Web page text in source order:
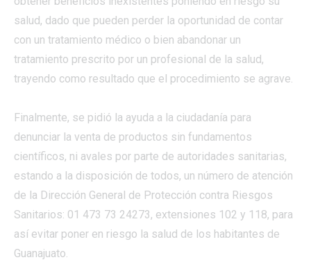
salud, dado que pueden perder la oportunidad de contar
con un tratamiento médico o bien abandonar un
tratamiento prescrito por un profesional de la salud,
trayendo como resultado que el procedimiento se agrave.
Finalmente, se pidió la ayuda a la ciudadanía para
denunciar la venta de productos sin fundamentos
científicos, ni avales por parte de autoridades sanitarias,
estando a la disposición de todos, un número de atención
de la Dirección General de Protección contra Riesgos
Sanitarios: 01 473 73 24273, extensiones 102 y 118, para
así evitar poner en riesgo la salud de los habitantes de
Guanajuato.